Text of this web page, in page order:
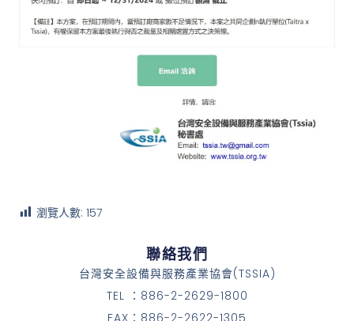
瀏覽人數: 157
聯絡我們
台灣安全設備與服務產業協會(TSSIA)
TEL ：886-2-2629-1800
FAX：886-2-2622-1305